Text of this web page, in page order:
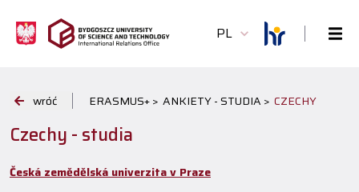
PL
wróć ERASMUS+ > ANKIETY - STUDIA > CZECHY
Czechy - studia
Česká zemědělská univerzita v Praze